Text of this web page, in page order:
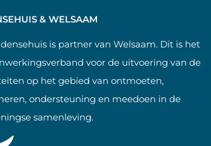
& WELSAAM
is partner van Welsaam. Dit is het
voor de uitvoering van de
op het gebied van ontmoeten,
ondersteuning en meedoen in de
samenleving.